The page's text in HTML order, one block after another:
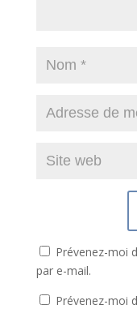
Prévenez-moi
par e-mail.
Prévenez-moi